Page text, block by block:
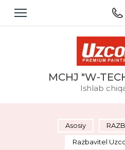
MCHJ "W-
Ishlab
Asosiy
Razbavitel